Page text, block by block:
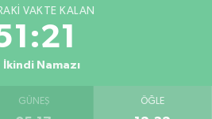
VAKTE KALAN
İkindi Namazı
GÜNEŞ ÖĞLE